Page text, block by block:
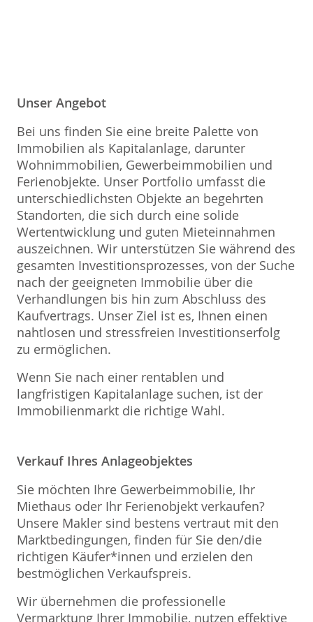
Unser Angebot
Bei uns finden Sie eine breite Palette von
Immobilien als Kapitalanlage, darunter
Wohnimmobilien, Gewerbeimmobilien und
Ferienobjekte. Unser Portfolio umfasst die
unterschiedlichsten Objekte an begehrten
Standorten, die sich durch eine solide
Wertentwicklung und guten Mieteinnahmen
auszeichnen. Wir unterstützen Sie während des
gesamten Investitionsprozesses, von der Suche
nach der geeigneten Immobilie über die
Verhandlungen bis hin zum Abschluss des
Kaufvertrags. Unser Ziel ist es, Ihnen einen
nahtlosen und stressfreien Investitionserfolg
zu ermöglichen.
Wenn Sie nach einer rentablen und
langfristigen Kapitalanlage suchen, ist der
Immobilienmarkt die richtige Wahl.
Verkauf Ihres Anlageobjektes
Sie möchten Ihre Gewerbeimmobilie, Ihr
Miethaus oder Ihr Ferienobjekt verkaufen?
Unsere Makler sind bestens vertraut mit den
Marktbedingungen, finden für Sie den/die
richtigen Käufer*innen und erzielen den
bestmöglichen Verkaufspreis.
Wir übernehmen die professionelle
Vermarktung Ihrer Immobilie, nutzen effektive